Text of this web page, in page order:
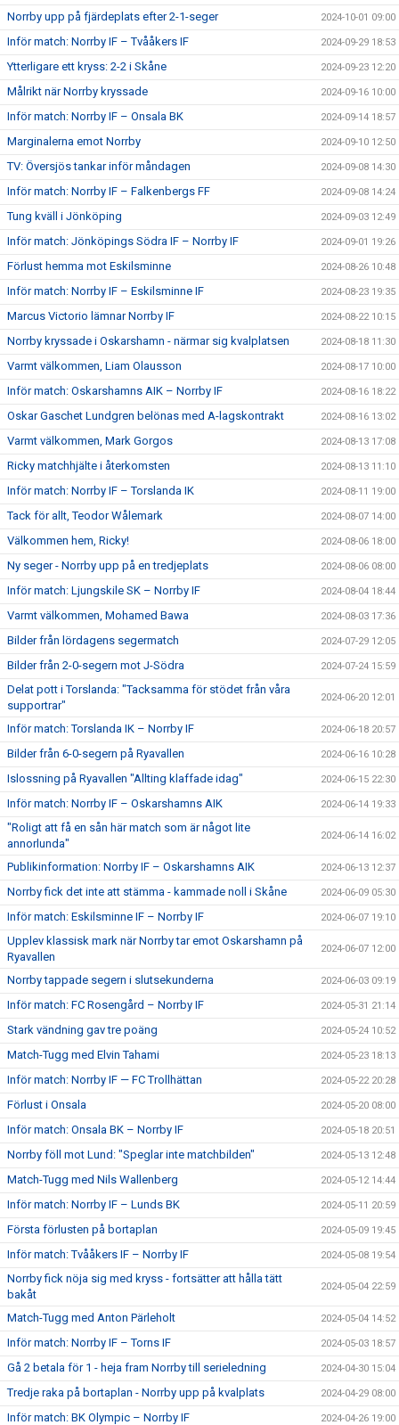
Norrby upp på fjärdeplats efter 2-1-seger 2024-10-01 09:00
Inför match: Norrby IF – Tvååkers IF 2024-09-29 18:53
Ytterligare ett kryss: 2-2 i Skåne 2024-09-23 12:20
Målrikt när Norrby kryssade 2024-09-16 10:00
Inför match: Norrby IF – Onsala BK 2024-09-14 18:57
Marginalerna emot Norrby 2024-09-10 12:50
TV: Översjös tankar inför måndagen 2024-09-08 14:30
Inför match: Norrby IF – Falkenbergs FF 2024-09-08 14:24
Tung kväll i Jönköping 2024-09-03 12:49
Inför match: Jönköpings Södra IF – Norrby IF 2024-09-01 19:26
Förlust hemma mot Eskilsminne 2024-08-26 10:48
Inför match: Norrby IF – Eskilsminne IF 2024-08-23 19:35
Marcus Victorio lämnar Norrby IF 2024-08-22 10:15
Norrby kryssade i Oskarshamn - närmar sig kvalplatsen 2024-08-18 11:30
Varmt välkommen, Liam Olausson 2024-08-17 10:00
Inför match: Oskarshamns AIK – Norrby IF 2024-08-16 18:22
Oskar Gaschet Lundgren belönas med A-lagskontrakt 2024-08-16 13:02
Varmt välkommen, Mark Gorgos 2024-08-13 17:08
Ricky matchhjälte i återkomsten 2024-08-13 11:10
Inför match: Norrby IF – Torslanda IK 2024-08-11 19:00
Tack för allt, Teodor Wålemark 2024-08-07 14:00
Välkommen hem, Ricky! 2024-08-06 18:00
Ny seger - Norrby upp på en tredjeplats 2024-08-06 08:00
Inför match: Ljungskile SK – Norrby IF 2024-08-04 18:44
Varmt välkommen, Mohamed Bawa 2024-08-03 17:36
Bilder från lördagens segermatch 2024-07-29 12:05
Bilder från 2-0-segern mot J-Södra 2024-07-24 15:59
Delat pott i Torslanda: "Tacksamma för stödet från våra
supportrar"
2024-06-20 12:01
Inför match: Torslanda IK – Norrby IF 2024-06-18 20:57
Bilder från 6-0-segern på Ryavallen 2024-06-16 10:28
Islossning på Ryavallen "Allting klaffade idag" 2024-06-15 22:30
Inför match: Norrby IF – Oskarshamns AIK 2024-06-14 19:33
"Roligt att få en sån här match som är något lite
annorlunda"
2024-06-14 16:02
Publikinformation: Norrby IF – Oskarshamns AIK 2024-06-13 12:37
Norrby fick det inte att stämma - kammade noll i Skåne 2024-06-09 05:30
Inför match: Eskilsminne IF – Norrby IF 2024-06-07 19:10
Upplev klassisk mark när Norrby tar emot Oskarshamn på
Ryavallen
2024-06-07 12:00
Norrby tappade segern i slutsekunderna 2024-06-03 09:19
Inför match: FC Rosengård – Norrby IF 2024-05-31 21:14
Stark vändning gav tre poäng 2024-05-24 10:52
Match-Tugg med Elvin Tahami 2024-05-23 18:13
Inför match: Norrby IF — FC Trollhättan 2024-05-22 20:28
Förlust i Onsala 2024-05-20 08:00
Inför match: Onsala BK – Norrby IF 2024-05-18 20:51
Norrby föll mot Lund: "Speglar inte matchbilden" 2024-05-13 12:48
Match-Tugg med Nils Wallenberg 2024-05-12 14:44
Inför match: Norrby IF – Lunds BK 2024-05-11 20:59
Första förlusten på bortaplan 2024-05-09 19:45
Inför match: Tvååkers IF – Norrby IF 2024-05-08 19:54
Norrby fick nöja sig med kryss - fortsätter att hålla tätt
bakåt
2024-05-04 22:59
Match-Tugg med Anton Pärleholt 2024-05-04 14:52
Inför match: Norrby IF – Torns IF 2024-05-03 18:57
Gå 2 betala för 1 - heja fram Norrby till serieledning 2024-04-30 15:04
Tredje raka på bortaplan - Norrby upp på kvalplats 2024-04-29 08:00
Inför match: BK Olympic – Norrby IF 2024-04-26 19:00